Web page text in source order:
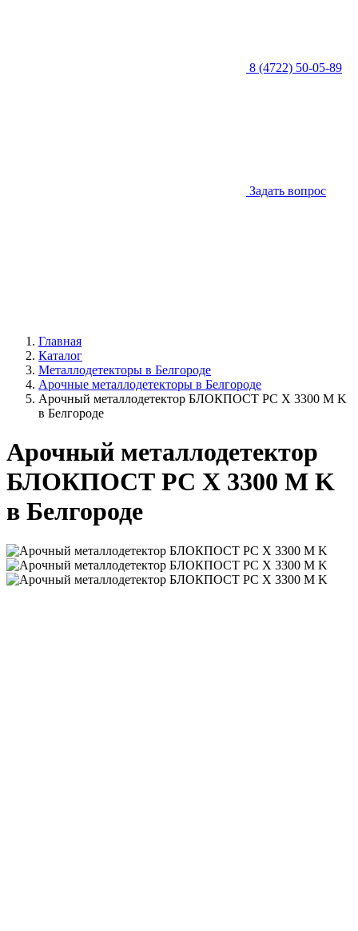
8 (4722) 50-05-89
Задать вопрос
Главная
Каталог
Металлодетекторы в Белгороде
Арочные металлодетекторы в Белгороде
Арочный металлодетектор БЛОКПОСТ РС Х 3300 M K
в Белгороде
Арочный металлодетектор
БЛОКПОСТ РС Х 3300 M K
в Белгороде